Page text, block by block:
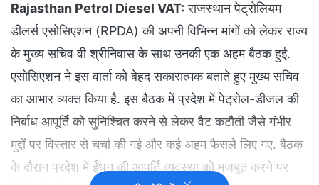
Rajasthan Petrol Diesel VAT: राजस्थान पेट्रोलियम
डीलर्स एसोसिएशन (RPDA) की अपनी विभिन्न मांगों को लेकर राज्य
के मुख्य सचिव वी श्रीनिवास के साथ उनकी एक अहम बैठक हुई.
एसोसिएशन ने इस वार्ता को बेहद सकारात्मक बताते हुए मुख्य सचिव
का आभार व्यक्त किया है. इस बैठक में प्रदेश में पेट्रोल-डीजल की
निर्बाध आपूर्ति को सुनिश्चित करने से लेकर वैट कटौती जैसे गंभीर
मुद्दों पर विस्तार से चर्चा की गई और कई अहम फैसले लिए गए. बैठक
के दौरान प्रदेश में ईंधन की आपूर्ति व्यवस्था को मजबूत करने पर